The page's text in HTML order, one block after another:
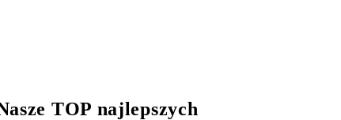
TOP najlepszych